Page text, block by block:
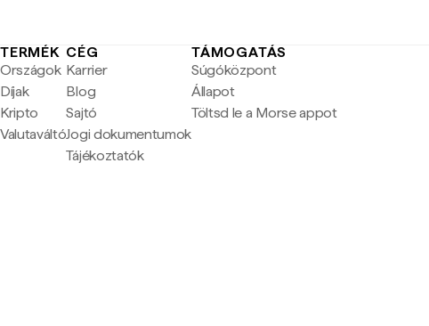
TERMÉK
Országok
Díjak
Kripto
Valutaváltó
CÉG
Karrier
Blog
Sajtó
Jogi dokumentumok
Tájékoztatók
TÁMOGATÁS
Súgóközpont
Állapot
Töltsd le a Morse appot